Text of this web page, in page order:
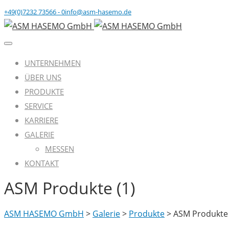
+49(0)7232 73566 - 0info@asm-hasemo.de
UNTERNEHMEN
ÜBER UNS
PRODUKTE
SERVICE
KARRIERE
GALERIE
MESSEN
KONTAKT
ASM Produkte (1)
ASM HASEMO GmbH > Galerie> Produkte>ASM